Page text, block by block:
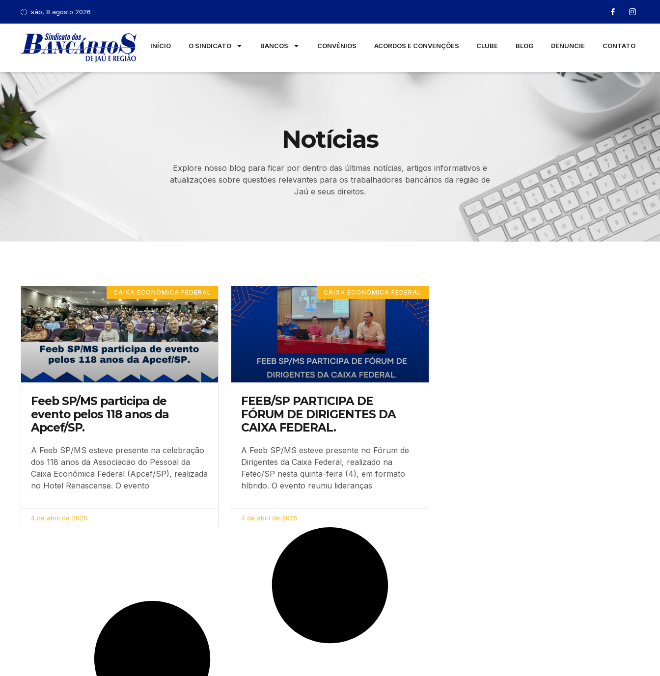
sáb, 8 agosto 2026
INÍCIO O SINDICATO BANCOS CONVÊNIOS ACORDOS E CONVENÇÕES CLUBE BLOG DENUNCIE CONTATO
Notícias
Explore nosso blog para ficar por dentro das últimas notícias, artigos informativos e
atualizações sobre questões relevantes para os trabalhadores bancários da região de
Jaú e seus direitos.
CAIXA ECONÔMICA FEDERAL
Feeb SP/MS participa de
evento pelos 118 anos da
Apcef/SP.
A Feeb SP/MS esteve presente na celebração
dos 118 anos da Associacao do Pessoal da
Caixa Econômica Federal (Apcef/SP), realizada
no Hotel Renascense. O evento
4 de abril de 2025
CAIXA ECONÔMICA FEDERAL
FEEB/SP PARTICIPA DE
FÓRUM DE DIRIGENTES DA
CAIXA FEDERAL.
A Feeb SP/MS esteve presente no Fórum de
Dirigentes da Caixa Federal, realizado na
Fetec/SP nesta quinta-feira (4), em formato
híbrido. O evento reuniu lideranças
4 de abril de 2025